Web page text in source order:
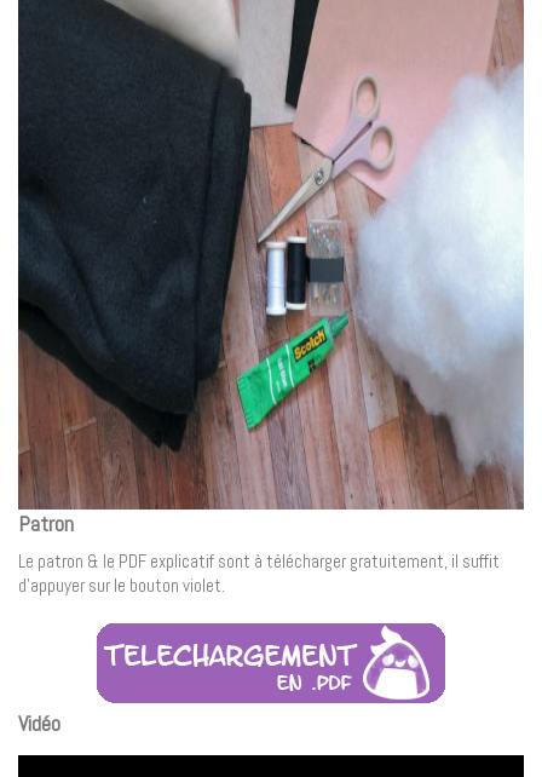
Patron
Le patron & le PDF explicatif sont à télécharger gratuitement, il suffit
d’appuyer sur le bouton violet.
Vidéo